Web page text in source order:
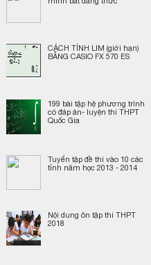
CÁCH TÍNH LIM (giới hạn)
BẰNG CASIO FX 570 ES
199 bài tập hệ phương trình
có đáp án- luyện thi THPT
Quốc Gia
Tuyển tập đề thi vào 10 các
tỉnh năm học 2013 - 2014
Nội dung ôn tập thi THPT
2018